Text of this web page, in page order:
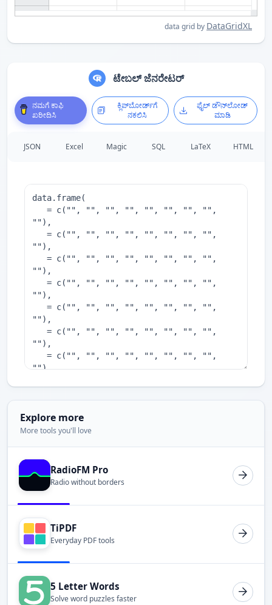
data grid by DataGridXL
ಟೇಬಲ್ ಜೆನರೇಟರ್
ನಮಗೆ ಕಾಫಿ
ಖರೀದಿಸಿ
ಕ್ಲಿಪ್‌ಬೋರ್ಡ್‌ಗೆ
ನಕಲಿಸಿ
ಫೈಲ್ ಡೌನ್‌ಲೋಡ್
ಮಾಡಿ
JSON Excel Magic SQL LaTeX HTML
Explore more
More tools you'll love
RadioFM Pro
Radio without borders
TiPDF
Everyday PDF tools
5 Letter Words
Solve word puzzles faster